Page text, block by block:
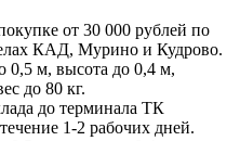
от 30 000 рублей по
КАД, Мурино и Кудрово.
0,5 м, высота до 0,4 м,
до 80 кг.
до терминала ТК
1-2 рабочих дней.